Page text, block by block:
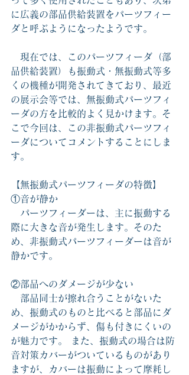
に広義の部品供給装置をパーツフィー
ダと呼ぶようになったようです。
現在では、このパーツフィーダ（部
品供給装置）も振動式・無振動式等多
くの機種が開発されてきており、最近
の展示会等では、 無振動式パーツフィ
ーダの方を比較的 よく見かけます。そ
こで今回は、この非振動式パーツフィ
ーダについてコメントすることにしま
す。
【無振動式パーツフィーダの特徴】
①音が静か
パーツフィーダーは、主に振動する
際に大きな音が発生します。そのた
め、 非振動式パーツフィーダーは音が
静かです。
②部品へのダメージが少ない
部品同士が擦れ合うことがないた
め、振動式のものと比べると部品にダ
メージがかからず、傷も付きにくいの
が魅力です。 また、振動式の場合は防
音対策カバーがついているものがあり
ますが、カバーは振動によって摩耗し